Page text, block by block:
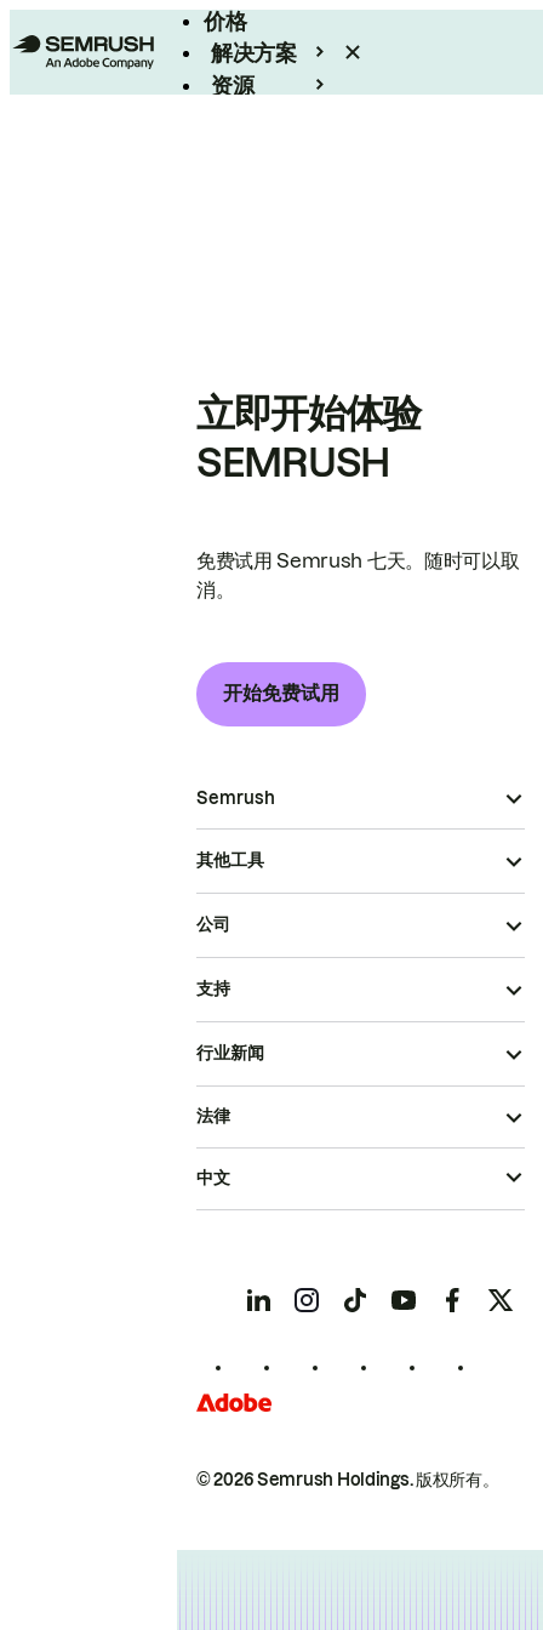
价格
解决方案
资源
立即开始体验
SEMRUSH
免费试用 Semrush 七天。随时可以取
消。
开始免费试用
Semrush
其他工具
公司
支持
行业新闻
© 2026 Semrush Holdings.版权所有。
法律
中文